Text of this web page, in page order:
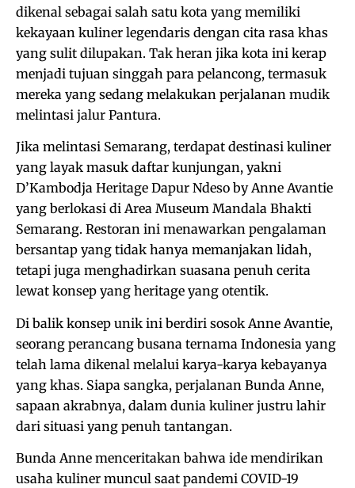
dikenal sebagai salah satu kota yang memiliki
kekayaan kuliner legendaris dengan cita rasa khas
yang sulit dilupakan. Tak heran jika kota ini kerap
menjadi tujuan singgah para pelancong, termasuk
mereka yang sedang melakukan perjalanan mudik
melintasi jalur Pantura.
Jika melintasi Semarang, terdapat destinasi kuliner
yang layak masuk daftar kunjungan, yakni
D’Kambodja Heritage Dapur Ndeso by Anne Avantie
yang berlokasi di Area Museum Mandala Bhakti
Semarang. Restoran ini menawarkan pengalaman
bersantap yang tidak hanya memanjakan lidah,
tetapi juga menghadirkan suasana penuh cerita
lewat konsep yang heritage yang otentik.
Di balik konsep unik ini berdiri sosok Anne Avantie,
seorang perancang busana ternama Indonesia yang
telah lama dikenal melalui karya-karya kebayanya
yang khas. Siapa sangka, perjalanan Bunda Anne,
sapaan akrabnya, dalam dunia kuliner justru lahir
dari situasi yang penuh tantangan.
Bunda Anne menceritakan bahwa ide mendirikan
usaha kuliner muncul saat pandemi COVID-19